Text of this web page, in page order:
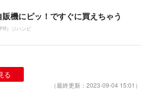
販機にピッ！ですぐに買えちゃう
PR）ジハンピ
る
（最終更新：2023-09-04 15:01）